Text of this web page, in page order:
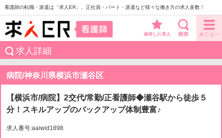
看護師の転職・派遣は「求人ER」。正社員・パート・派遣など様々な働き方の求人多数！
保存した求人
求人詳細
病院/神奈川県横浜市瀬谷区
【横浜市/病院】2交代/常勤/正看護師◆瀬谷駅から徒歩５
分！スキルアップのバックアップ体制豊富♪
求人番号:aaiwid1898